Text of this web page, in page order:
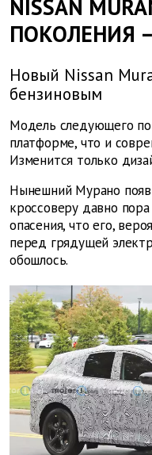
NISSAN
ПОКОЛЕНИЯ
Новый Nissan
бензиновым
Модель следующего
платформе, что и
Изменится только
Нынешний Мурано
кроссоверу давно
опасения, что его,
перед грядущей
обошлось.